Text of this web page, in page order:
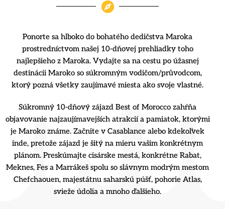
Ponorte sa hlboko do bohatého dedičstva Maroka
prostredníctvom našej 10-dňovej prehliadky toho
najlepšieho z Maroka. Vydajte sa na cestu po úžasnej
destinácii Maroko so súkromným vodičom/průvodcom,
ktorý pozná všetky zaujímavé miesta ako svoje vlastné.
Súkromný 10-dňový zájazd Best of Morocco zahŕňa
objavovanie najzaujímavejších atrakcií a pamiatok, ktorými
je Maroko známe. Začnite v Casablance alebo kdekoľvek
inde, pretože zájazd je šitý na mieru vašim konkrétnym
plánom. Preskúmajte cisárske mestá, konkrétne Rabat,
Meknes, Fes a Marrákeš spolu so slávnym modrým mestom
Chefchaouen, majestátnu saharskú púšť, pohorie Atlas,
svieže údolia a mnoho ďalšieho.